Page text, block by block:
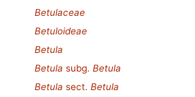
Betulaceae
Betuloideae
Betula
Betula subg. Betula
Betula sect. Betula